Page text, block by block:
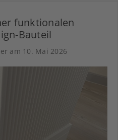
funktionalen
Bauteil
am 10. Mai 2026